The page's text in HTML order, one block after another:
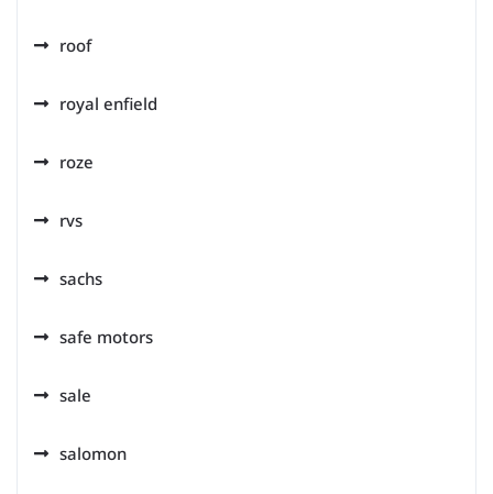
roof
royal enfield
roze
rvs
sachs
safe motors
sale
salomon